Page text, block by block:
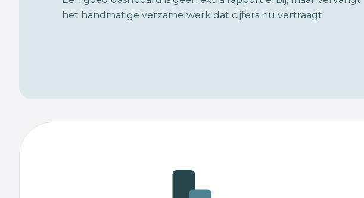
het handmatige verzamelwerk dat cijfers nu vertraagt.